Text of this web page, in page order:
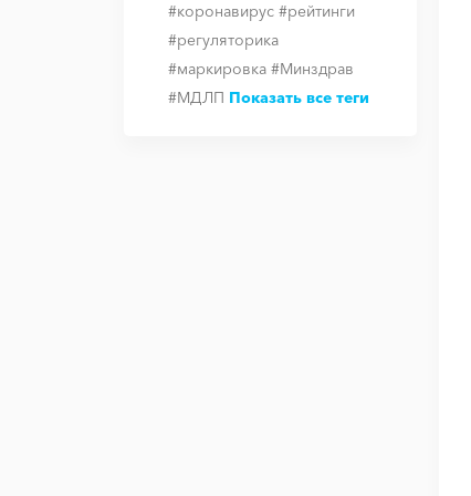
#коронавирус #рейтинги
#регуляторика
#маркировка #Минздрав
#МДЛП Показать все теги